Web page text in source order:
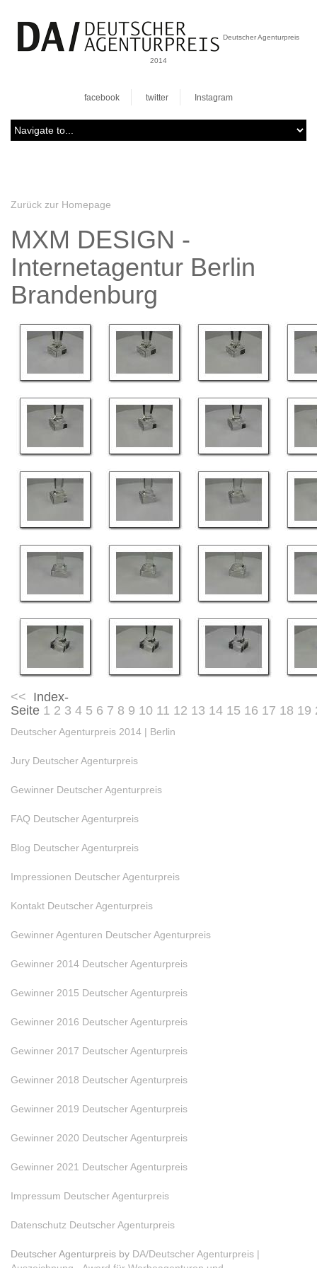
Deutscher Agenturpreis
2014
facebook twitter Instagram
Zurück zur Homepage
MXM DESIGN -
Internetagentur Berlin
Brandenburg
<< Index-
Seite 1 2 3 4 5 6 7 8 9 10 11 12 13 14 15 16 17 18 19
Deutscher Agenturpreis 2014 | Berlin
Jury Deutscher Agenturpreis
Gewinner Deutscher Agenturpreis
FAQ Deutscher Agenturpreis
Blog Deutscher Agenturpreis
Impressionen Deutscher Agenturpreis
Kontakt Deutscher Agenturpreis
Gewinner Agenturen Deutscher Agenturpreis
Gewinner 2014 Deutscher Agenturpreis
Gewinner 2015 Deutscher Agenturpreis
Gewinner 2016 Deutscher Agenturpreis
Gewinner 2017 Deutscher Agenturpreis
Gewinner 2018 Deutscher Agenturpreis
Gewinner 2019 Deutscher Agenturpreis
Gewinner 2020 Deutscher Agenturpreis
Gewinner 2021 Deutscher Agenturpreis
Impressum Deutscher Agenturpreis
Datenschutz Deutscher Agenturpreis
Deutscher Agenturpreis by DA/Deutscher Agenturpreis |